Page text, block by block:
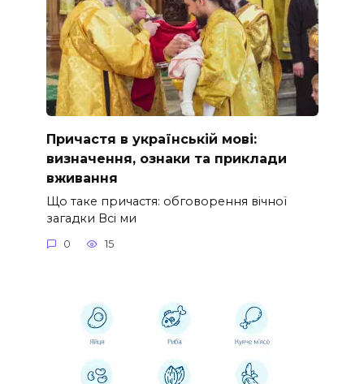
Причастя в українській мові:
визначення, ознаки та приклади
вживання
Що таке причастя: обговорення вічної
загадки Всі ми
0 15